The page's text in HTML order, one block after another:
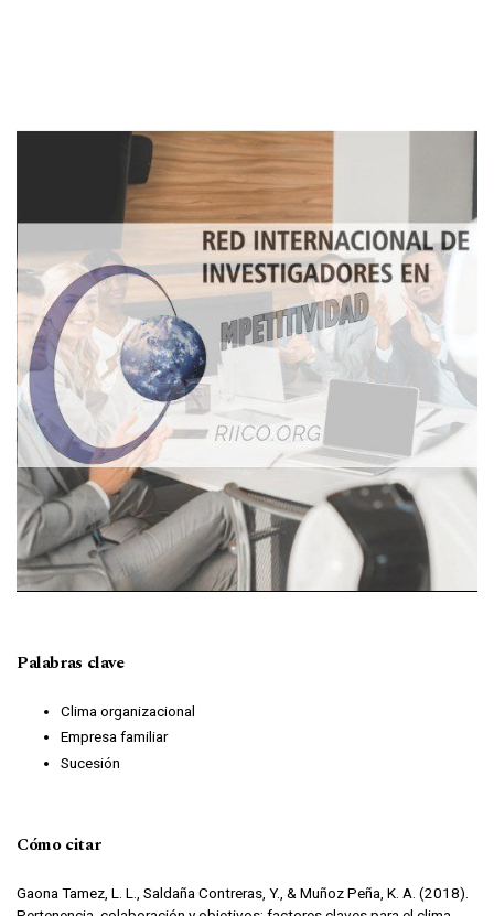
Imagen de portada
Palabras clave
Clima organizacional
Empresa familiar
Sucesión
Cómo citar
Gaona Tamez, L. L., Saldaña Contreras, Y., & Muñoz Peña, K. A. (2018).